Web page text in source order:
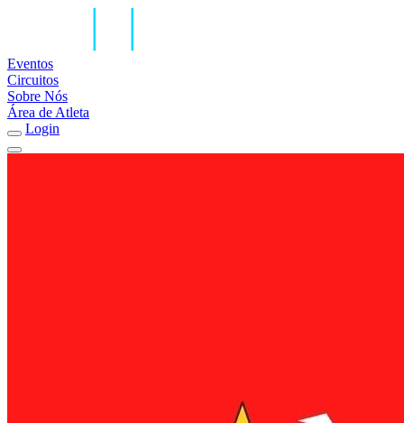
Eventos
Circuitos
Sobre Nós
Área de Atleta
Login